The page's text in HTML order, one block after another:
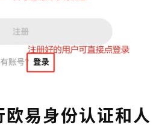
欧易身份认证和人